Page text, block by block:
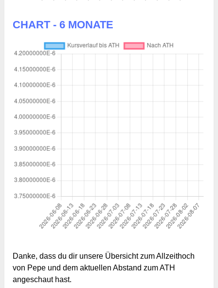
CHART - 6 MONATE
Danke, dass du dir unsere Übersicht zum Allzeithoch
von Pepe und dem aktuellen Abstand zum ATH
angeschaut hast.